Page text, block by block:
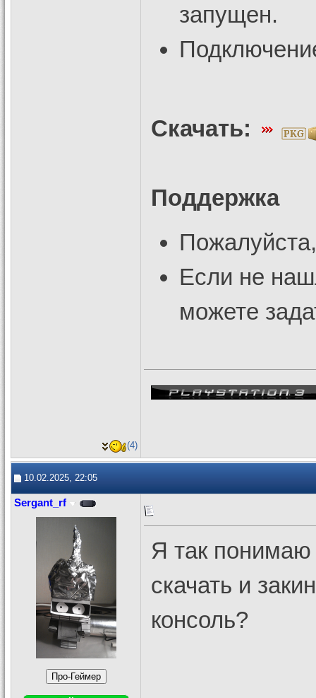
запущен.
Скачать:
Поддержка
Если не
можете
(4)
10.02.2025, 22:05
Sergant_rf
Я так понимаю
скачать и
консоль?